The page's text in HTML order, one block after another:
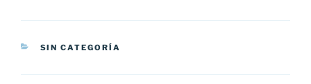
CATEGORÍAS
SIN CATEGORÍA